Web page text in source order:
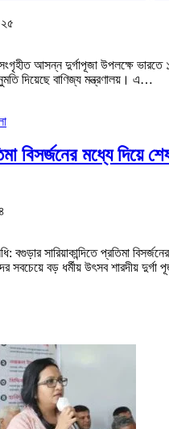
আসন্ন দুর্গাপূজা উপলক্ষে ভারতে
দিয়েছে বাণিজ্য মন্ত্রণালয়। এ…
বিসর্জনের মধ্যে দিয়ে
বগুড়ার সারিয়াকান্দিতে প্রতিমা
সবচেয়ে বড় ধর্মীয় উৎসব শারদীয়